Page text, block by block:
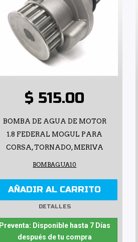
$ 515.00
BOMBA DE AGUA DE MOTOR
1.8 FEDERAL MOGUL PARA
CORSA, TORNADO, MERIVA
BOMBAGUA10
AÑADIR AL CARRITO
DETALLES
Preventa: Disponible hasta 7 Días
después de tu compra